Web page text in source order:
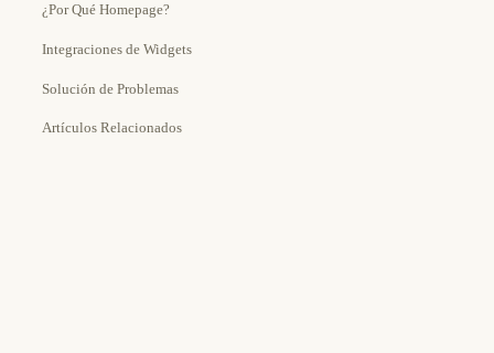
¿Por Qué Homepage?
Integraciones de Widgets
Solución de Problemas
Artículos Relacionados